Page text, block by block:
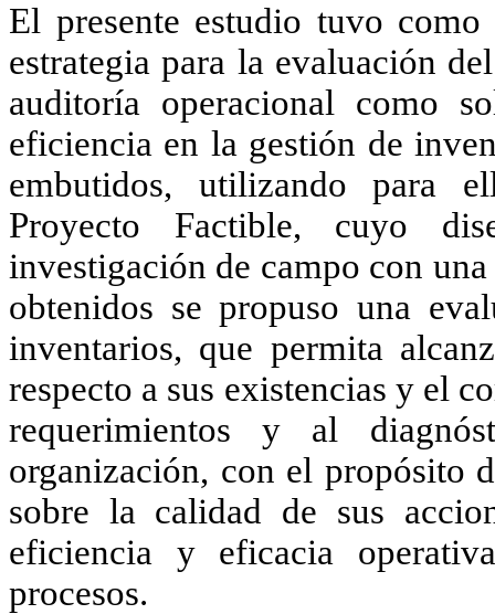
El presente estudio tuvo
estrategia para la evaluación
auditoría operacional como
eficiencia en la gestión de
embutidos, utilizando para
Proyecto Factible, cuyo
investigación de campo con
obtenidos se propuso una
inventarios, que permita
respecto a sus existencias y el
requerimientos y al
organización, con el propósito
sobre la calidad de sus
eficiencia y eficacia
procesos.